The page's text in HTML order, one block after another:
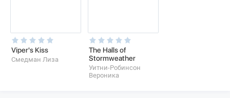
Viper's Kiss
Смедман Лиза
The Halls of
Stormweather
Уитни-Робинсон
Вероника